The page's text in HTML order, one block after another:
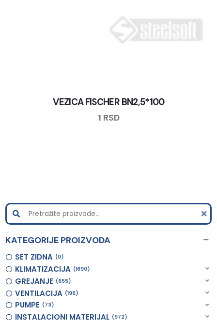
VEZICA FISCHER BN2,5*100
1 RSD
KATEGORIJE PROIZVODA
SET ZIDNA 0
KLIMATIZACIJA 1690
GREJANJE 655
VENTILACIJA 196
PUMPE 73
INSTALACIONI MATERIJAL 972